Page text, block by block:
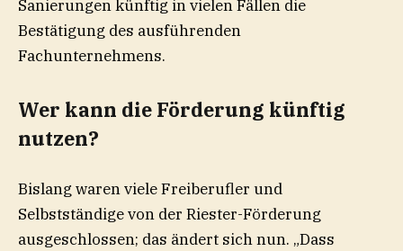
Sanierungen künftig in vielen Fällen die
Bestätigung des ausführenden
Fachunternehmens.
Wer kann die Förderung künftig
nutzen?
Bislang waren viele Freiberufler und
Selbstständige von der Riester-Förderung
ausgeschlossen; das ändert sich nun. „Dass